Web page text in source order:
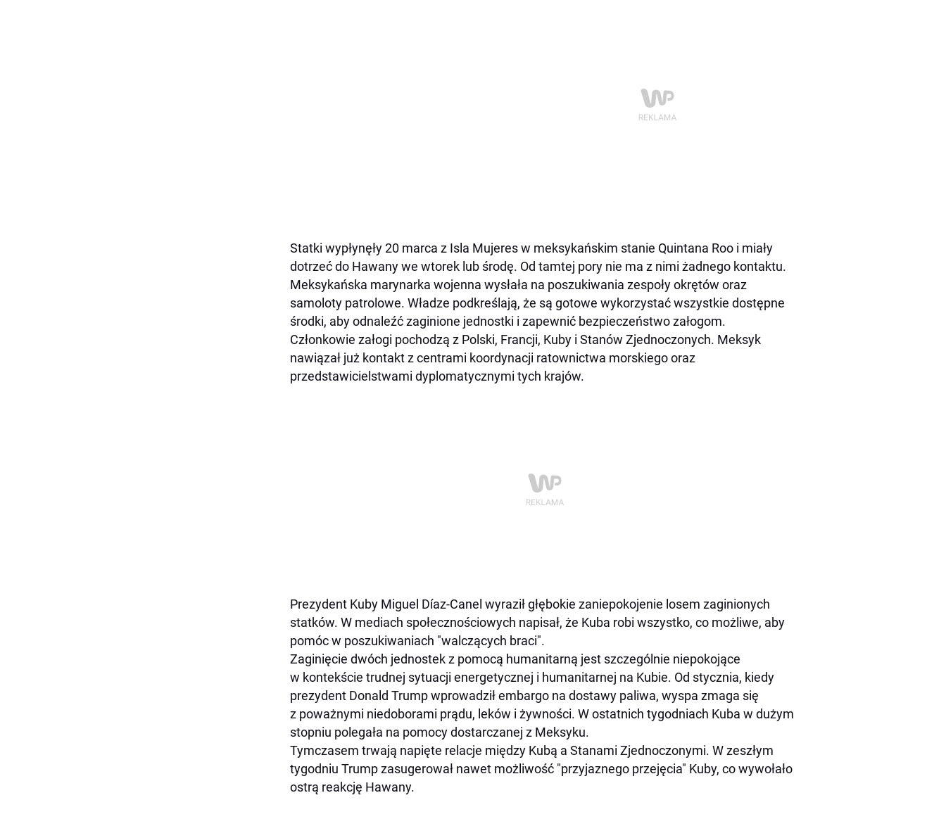
Statki wypłynęły 20 marca z Isla Mujeres w meksykańskim stanie Quintana Roo i miały
dotrzeć do Hawany we wtorek lub środę. Od tamtej pory nie ma z nimi żadnego kontaktu.
Meksykańska marynarka wojenna wysłała na poszukiwania zespoły okrętów oraz
samoloty patrolowe. Władze podkreślają, że są gotowe wykorzystać wszystkie dostępne
środki, aby odnaleźć zaginione jednostki i zapewnić bezpieczeństwo załogom.
Członkowie załogi pochodzą z Polski, Francji, Kuby i Stanów Zjednoczonych. Meksyk
nawiązał już kontakt z centrami koordynacji ratownictwa morskiego oraz
przedstawicielstwami dyplomatycznymi tych krajów.
Prezydent Kuby Miguel Díaz-Canel wyraził głębokie zaniepokojenie losem zaginionych
statków. W mediach społecznościowych napisał, że Kuba robi wszystko, co możliwe, aby
pomóc w poszukiwaniach "walczących braci".
Zaginięcie dwóch jednostek z pomocą humanitarną jest szczególnie niepokojące
w kontekście trudnej sytuacji energetycznej i humanitarnej na Kubie. Od stycznia, kiedy
prezydent Donald Trump wprowadził embargo na dostawy paliwa, wyspa zmaga się
z poważnymi niedoborami prądu, leków i żywności. W ostatnich tygodniach Kuba w dużym
stopniu polegała na pomocy dostarczanej z Meksyku.
Tymczasem trwają napięte relacje między Kubą a Stanami Zjednoczonymi. W zeszłym
tygodniu Trump zasugerował nawet możliwość "przyjaznego przejęcia" Kuby, co wywołało
ostrą reakcję Hawany.